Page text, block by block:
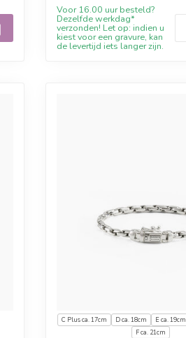
Voor 16.00 uur besteld?
Dezelfde werkdag*
verzonden! Let op: indien u
kiest voor een gravure, kan
de levertijd iets langer zijn.
C Plus ca. 17cm D ca. 18cm E ca. 19cm
F ca. 21cm